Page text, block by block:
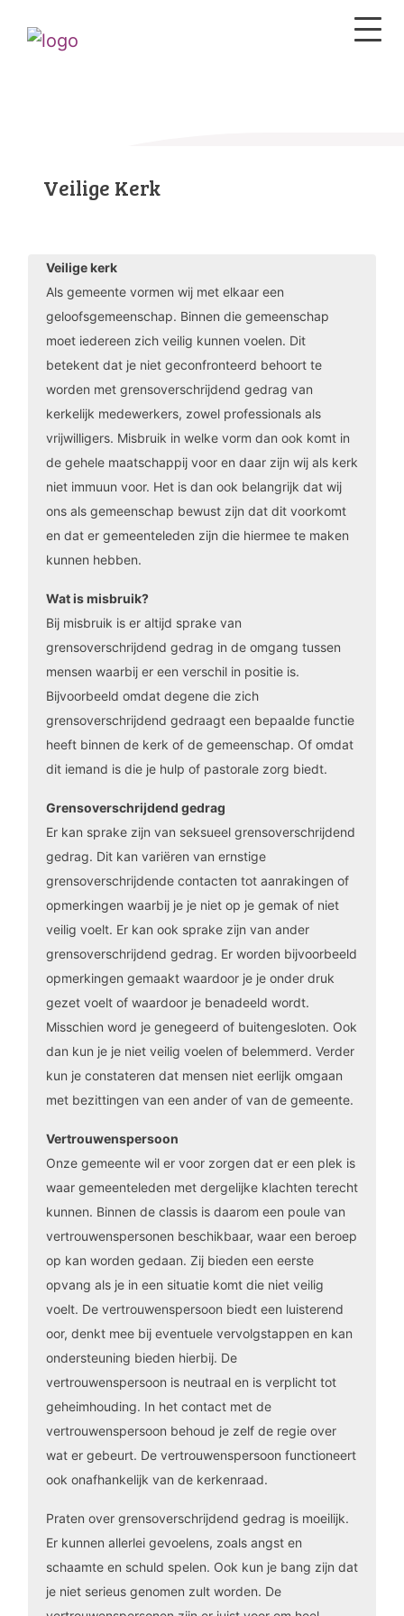
Veilige Kerk
Veilige kerk
Als gemeente vormen wij met elkaar een
geloofsgemeenschap. Binnen die gemeenschap
moet iedereen zich veilig kunnen voelen. Dit
betekent dat je niet geconfronteerd behoort te
worden met grensoverschrijdend gedrag van
kerkelijk medewerkers, zowel professionals als
vrijwilligers. Misbruik in welke vorm dan ook komt in
de gehele maatschappij voor en daar zijn wij als kerk
niet immuun voor. Het is dan ook belangrijk dat wij
ons als gemeenschap bewust zijn dat dit voorkomt
en dat er gemeenteleden zijn die hiermee te maken
kunnen hebben.
Wat is misbruik?
Bij misbruik is er altijd sprake van
grensoverschrijdend gedrag in de omgang tussen
mensen waarbij er een verschil in positie is.
Bijvoorbeeld omdat degene die zich
grensoverschrijdend gedraagt een bepaalde functie
heeft binnen de kerk of de gemeenschap. Of omdat
dit iemand is die je hulp of pastorale zorg biedt.
Grensoverschrijdend gedrag
Er kan sprake zijn van seksueel grensoverschrijdend
gedrag. Dit kan variëren van ernstige
grensoverschrijdende contacten tot aanrakingen of
opmerkingen waarbij je je niet op je gemak of niet
veilig voelt. Er kan ook sprake zijn van ander
grensoverschrijdend gedrag. Er worden bijvoorbeeld
opmerkingen gemaakt waardoor je je onder druk
gezet voelt of waardoor je benadeeld wordt.
Misschien word je genegeerd of buitengesloten. Ook
dan kun je je niet veilig voelen of belemmerd. Verder
kun je constateren dat mensen niet eerlijk omgaan
met bezittingen van een ander of van de gemeente.
Vertrouwenspersoon
Onze gemeente wil er voor zorgen dat er een plek is
waar gemeenteleden met dergelijke klachten terecht
kunnen. Binnen de classis is daarom een poule van
vertrouwenspersonen beschikbaar, waar een beroep
op kan worden gedaan. Zij bieden een eerste
opvang als je in een situatie komt die niet veilig
voelt. De vertrouwenspersoon biedt een luisterend
oor, denkt mee bij eventuele vervolgstappen en kan
ondersteuning bieden hierbij. De
vertrouwenspersoon is neutraal en is verplicht tot
geheimhouding. In het contact met de
vertrouwenspersoon behoud je zelf de regie over
wat er gebeurt. De vertrouwenspersoon functioneert
ook onafhankelijk van de kerkenraad.
Praten over grensoverschrijdend gedrag is moeilijk.
Er kunnen allerlei gevoelens, zoals angst en
schaamte en schuld spelen. Ook kun je bang zijn dat
je niet serieus genomen zult worden. De